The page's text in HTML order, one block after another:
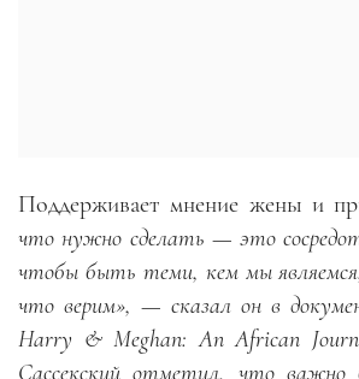
Поддерживает мнение жены и
что нужно сделать — это
чтобы быть теми, кем мы
что верим», — сказал он в
Harry & Meghan: An African